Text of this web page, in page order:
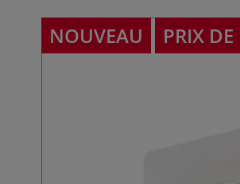
NOUVEAU
PRIX DE